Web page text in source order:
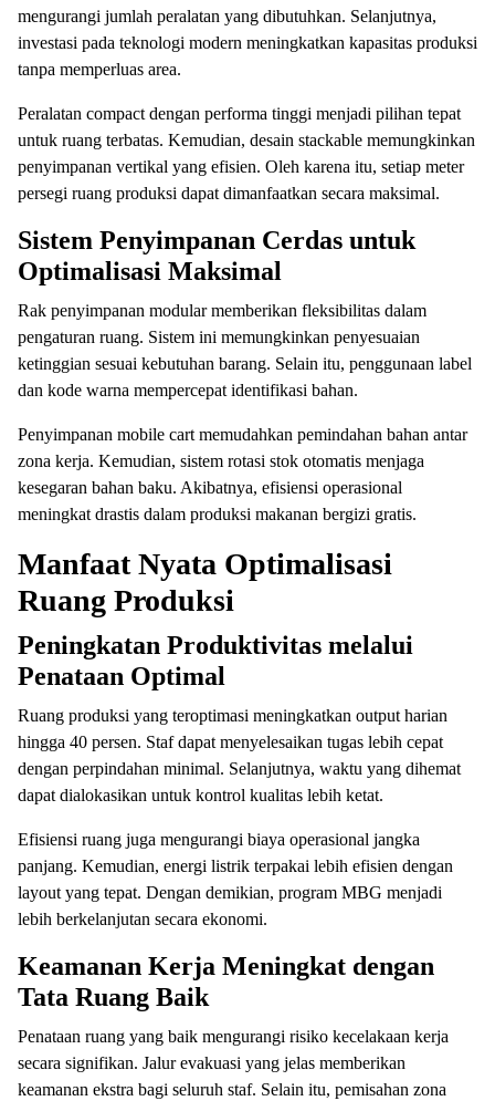
mengurangi jumlah peralatan yang dibutuhkan. Selanjutnya,
investasi pada teknologi modern meningkatkan kapasitas produksi
tanpa memperluas area.
Peralatan compact dengan performa tinggi menjadi pilihan tepat
untuk ruang terbatas. Kemudian, desain stackable memungkinkan
penyimpanan vertikal yang efisien. Oleh karena itu, setiap meter
persegi ruang produksi dapat dimanfaatkan secara maksimal.
Sistem Penyimpanan Cerdas untuk
Optimalisasi Maksimal
Rak penyimpanan modular memberikan fleksibilitas dalam
pengaturan ruang. Sistem ini memungkinkan penyesuaian
ketinggian sesuai kebutuhan barang. Selain itu, penggunaan label
dan kode warna mempercepat identifikasi bahan.
Penyimpanan mobile cart memudahkan pemindahan bahan antar
zona kerja. Kemudian, sistem rotasi stok otomatis menjaga
kesegaran bahan baku. Akibatnya, efisiensi operasional
meningkat drastis dalam produksi makanan bergizi gratis.
Manfaat Nyata Optimalisasi
Ruang Produksi
Peningkatan Produktivitas melalui
Penataan Optimal
Ruang produksi yang teroptimasi meningkatkan output harian
hingga 40 persen. Staf dapat menyelesaikan tugas lebih cepat
dengan perpindahan minimal. Selanjutnya, waktu yang dihemat
dapat dialokasikan untuk kontrol kualitas lebih ketat.
Efisiensi ruang juga mengurangi biaya operasional jangka
panjang. Kemudian, energi listrik terpakai lebih efisien dengan
layout yang tepat. Dengan demikian, program MBG menjadi
lebih berkelanjutan secara ekonomi.
Keamanan Kerja Meningkat dengan
Tata Ruang Baik
Penataan ruang yang baik mengurangi risiko kecelakaan kerja
secara signifikan. Jalur evakuasi yang jelas memberikan
keamanan ekstra bagi seluruh staf. Selain itu, pemisahan zona